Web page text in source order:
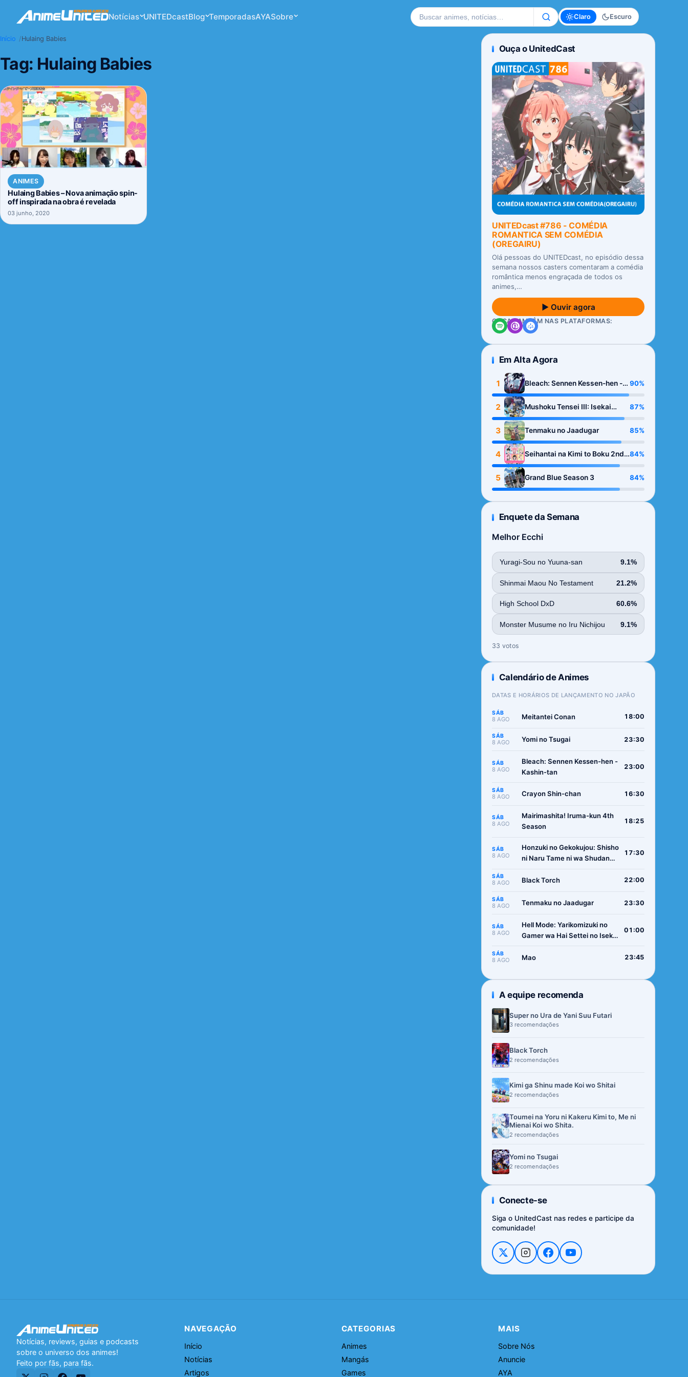
Notícias UNITEDcastBlog TemporadasAYASobre Buscar no site Claro Escuro
Início Hulaing Babies
Tag: Hulaing Babies
ANIMES
Hulaing Babies – Nova animação spin-
off inspirada na obra é revelada
03 junho, 2020
Ouça o UnitedCast
UNITEDcast #786 - COMÉDIA
ROMANTICA SEM COMÉDIA
(OREGAIRU)
Olá pessoas do UNITEDcast, no episódio dessa
semana nossos casters comentaram a comédia
romântica menos engraçada de todos os
animes,…
▶ Ouvir agora
OUÇA TAMBÉM NAS PLATAFORMAS:
Em Alta Agora
1
Bleach: Sennen Kessen-hen -
Kashin-tan
90%
2
Mushoku Tensei III: Isekai
Ittara Honki Dasu
87%
3 Tenmaku no Jaadugar 85%
4
Seihantai na Kimi to Boku 2nd
Season
84%
5 Grand Blue Season 3 84%
Enquete da Semana
Melhor Ecchi
Yuragi-Sou no Yuuna-san 9.1%
Shinmai Maou No Testament 21.2%
High School DxD 60.6%
Monster Musume no Iru Nichijou 9.1%
33 votos
Calendário de Animes
DATAS E HORÁRIOS DE LANÇAMENTO NO JAPÃO
SÁB
8 AGO Meitantei Conan 18:00
SÁB
8 AGO Yomi no Tsugai 23:30
SÁB
8 AGO
Bleach: Sennen Kessen-hen -
Kashin-tan
23:00
SÁB
8 AGO Crayon Shin-chan 16:30
SÁB
8 AGO
Mairimashita! Iruma-kun 4th
Season
18:25
SÁB
8 AGO
Honzuki no Gekokujou: Shisho
ni Naru Tame ni wa Shudan
Ryoushu no Youjo
17:30
SÁB
8 AGO Black Torch 22:00
SÁB
8 AGO Tenmaku no Jaadugar 23:30
SÁB
8 AGO
Hell Mode: Yarikomizuki no
Gamer wa Hai Settei no Isekai
01:00
SÁB
8 AGO Mao 23:45
A equipe recomenda
Super no Ura de Yani Suu Futari
3 recomendações
Black Torch
2 recomendações
Kimi ga Shinu made Koi wo Shitai
2 recomendações
Toumei na Yoru ni Kakeru Kimi to, Me ni
Mienai Koi wo Shita.
2 recomendações
Yomi no Tsugai
2 recomendações
Conecte-se
Siga o UnitedCast nas redes e participe da
comunidade!
Notícias, reviews, guias e podcasts
sobre o universo dos animes!
Feito por fãs, para fãs.
NAVEGAÇÃO
Início
Notícias
Artigos
CATEGORIAS
Animes
Mangás
Games
MAIS
Sobre Nós
Anuncie
AYA